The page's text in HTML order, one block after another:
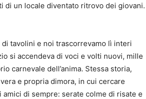
di un locale diventato ritrovo dei giovani.
tavolini e noi trascorrevamo lì interi
si accendeva di voci e volti nuovi, mille
carnevale dell’anima. Stessa storia,
e propria dimora, in cui cercare
di sempre: serate colme di risate e